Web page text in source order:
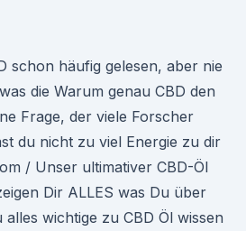
schon häufig gelesen, aber nie
die Warum genau CBD den
Frage, der viele Forscher
du nicht zu viel Energie zu dir
/ Unser ultimativer CBD-Öl
Dir ALLES was Du über
wichtige zu CBD Öl wissen